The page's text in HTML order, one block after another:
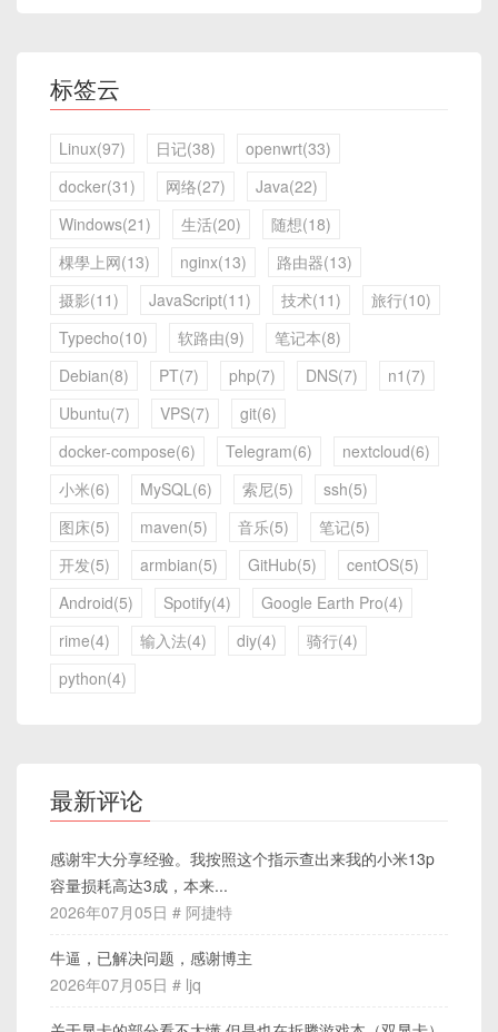
标签云
Linux(97) 日记(38)
openwrt(33)
docker(31)
网络(27)
Java(22)
Windows(21)
生活(20)
随想(18)
棵學上网(13)
nginx(13)
路由器(13)
摄影(11)
JavaScript(11) 技术(11)
旅行(10)
Typecho(10)
软路由(9)
笔记本(8)
Debian(8)
PT(7) php(7) DNS(7)
n1(7)
Ubuntu(7)
VPS(7)
git(6)
docker-compose(6)
Telegram(6)
nextcloud(6)
小米(6)
MySQL(6) 索尼(5)
ssh(5)
图床(5)
maven(5) 音乐(5)
笔记(5)
开发(5)
armbian(5) GitHub(5)
centOS(5)
Android(5)
Spotify(4)
Google Earth Pro(4)
rime(4)
输入法(4) diy(4)
骑行(4)
python(4)
最新评论
感谢牢大分享经验。我按照这个指示查出来我的小米13p
容量损耗高达3成，本来...
2026年07月05日 # 阿捷特
牛逼，已解决问题，感谢博主
2026年07月05日 # ljq